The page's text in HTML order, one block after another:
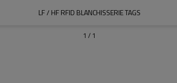
LF / HF RFID BLANCHISSERIE TAGS
1 / 1